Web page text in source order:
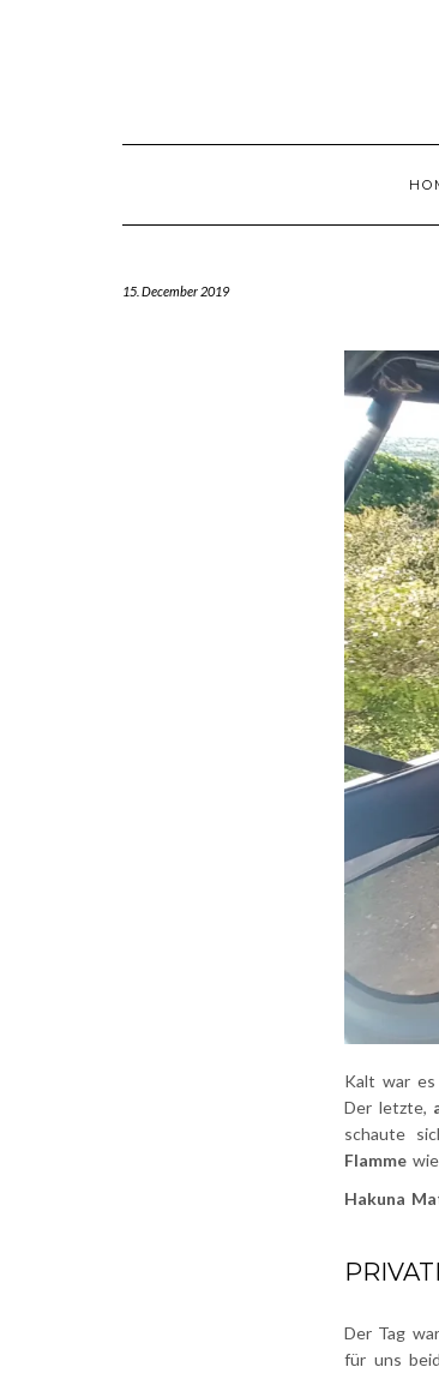
15. December 2019
Kalt war
Der letzte,
schaute
Flamme
Hakuna
Der Tag
für uns